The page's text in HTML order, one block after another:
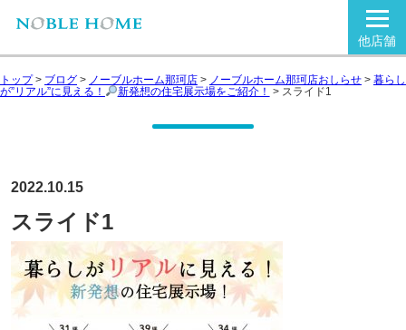
他店舗
トップ> ブログ > ノーブルホーム那珂店 > ノーブルホーム那珂店おしらせ > 暮らし
が”リアル”に見える！
新発想の住宅展示場をご紹介！ > スライド1
2022.10.15
スライド1